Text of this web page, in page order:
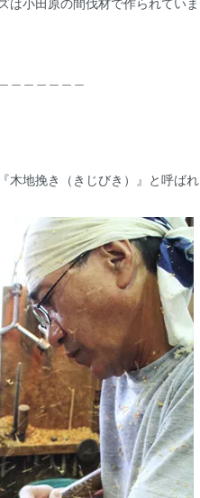
木地挽き（きじびき）』と呼ばれ